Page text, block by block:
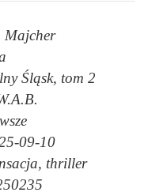
Majcher
Śląsk, tom 2
09-10
thriller